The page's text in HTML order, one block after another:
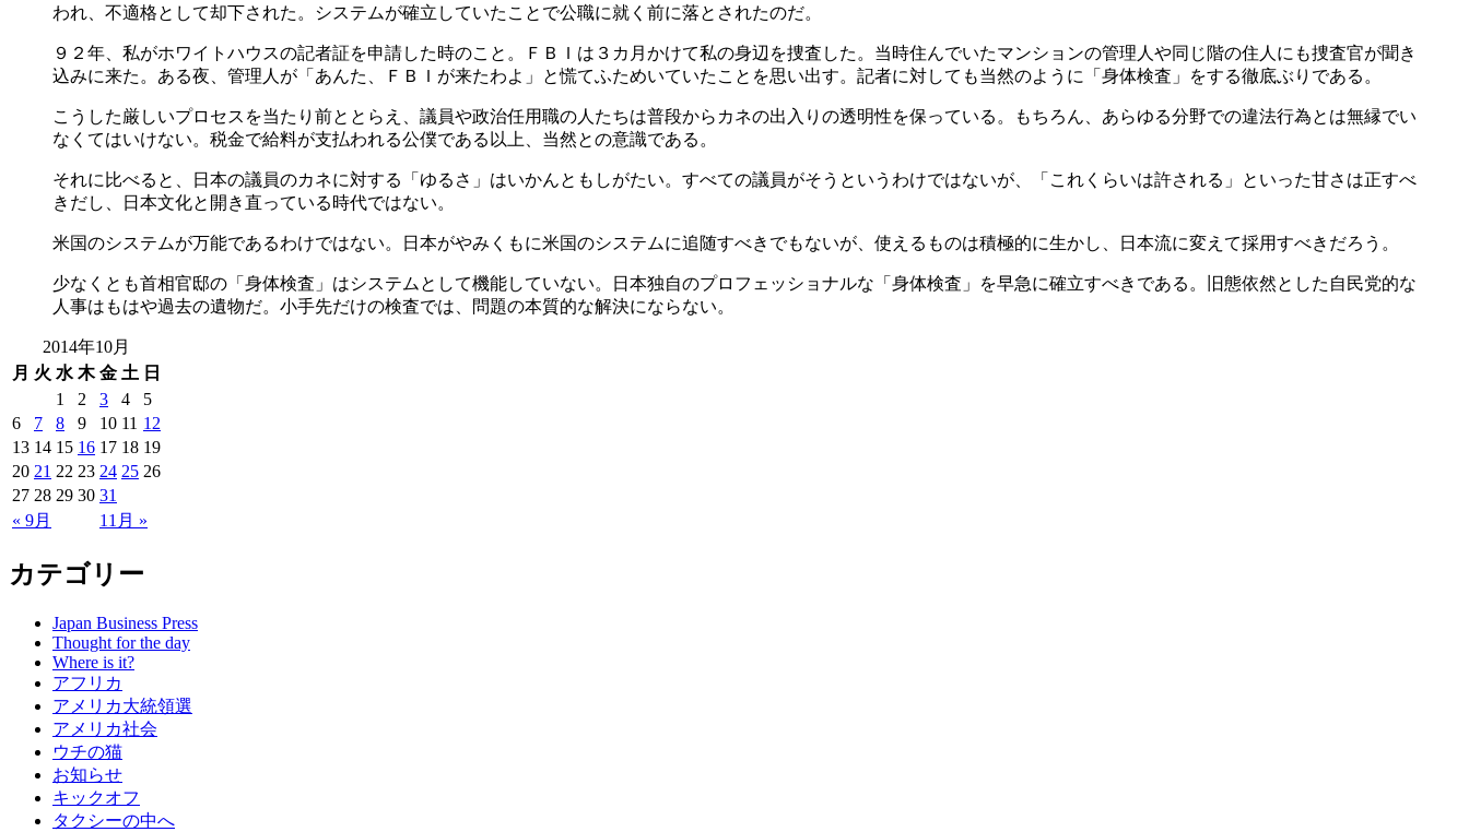
われ、不適格として却下された。システムが確立していたことで公職に就く前に落とされたのだ。
９２年、私がホワイトハウスの記者証を申請した時のこと。ＦＢＩは３カ月かけて私の身辺を捜査した。当時住んでいたマンションの管理人や同じ階の住人にも捜査官が聞き
込みに来た。ある夜、管理人が「あんた、ＦＢＩが来たわよ」と慌てふためいていたことを思い出す。記者に対しても当然のように「身体検査」をする徹底ぶりである。
こうした厳しいプロセスを当たり前ととらえ、議員や政治任用職の人たちは普段からカネの出入りの透明性を保っている。もちろん、あらゆる分野での違法行為とは無縁でい
なくてはいけない。税金で給料が支払われる公僕である以上、当然との意識である。
それに比べると、日本の議員のカネに対する「ゆるさ」はいかんともしがたい。すべての議員がそうというわけではないが、「これくらいは許される」といった甘さは正すべ
きだし、日本文化と開き直っている時代ではない。
米国のシステムが万能であるわけではない。日本がやみくもに米国のシステムに追随すべきでもないが、使えるものは積極的に生かし、日本流に変えて採用すべきだろう。
少なくとも首相官邸の「身体検査」はシステムとして機能していない。日本独自のプロフェッショナルな「身体検査」を早急に確立すべきである。旧態依然とした自民党的な
人事はもはや過去の遺物だ。小手先だけの検査では、問題の本質的な解決にならない。
2014年10月
月 火 水 木 金 土 日
« 9月 11月 »
1 2 3 4
5
6
7 8 9 10 11 12
13 14 15 16 17 18 19
20 21 22 23 24 25 26
27 28 29 30 31
カテゴリー
Japan Business Press
Thought for the day
Where is it?
アフリカ
アメリカ大統領選
アメリカ社会
ウチの猫
お知らせ
キックオフ
タクシーの中へ